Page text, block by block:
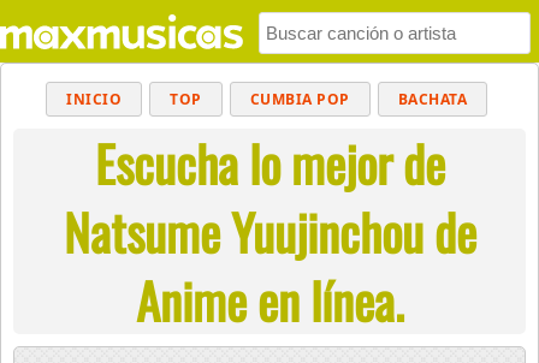
INICIO TOP CUMBIA POP BACHATA
POP MUSICA CRISTIANA REGGAETON
BALADAS ALTERNATIVO ELECTRÓNICA
CUMBIAS
Escucha lo mejor de
Natsume Yuujinchou de
Anime en línea.